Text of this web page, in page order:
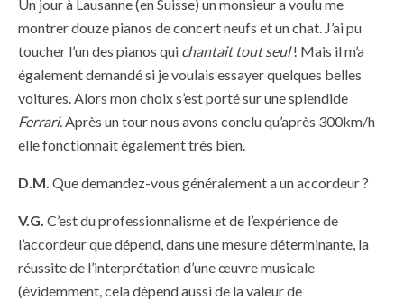
Un jour à Lausanne (en Suisse) un monsieur a voulu me
montrer douze pianos de concert neufs et un chat. J’ai pu
toucher l’un des pianos qui chantait tout seul! Mais il m’a
également demandé si je voulais essayer quelques belles
voitures. Alors mon choix s’est porté sur une splendide
Ferrari.Après un tour nous avons conclu qu’après 300km/h
elle fonctionnait également très bien.
D.M. Que demandez-vous généralement a un accordeur ?
V.G. C’est du professionnalisme et de l’expérience de
l’accordeur que dépend, dans une mesure déterminante, la
réussite de l’interprétation d’une œuvre musicale
(évidemment, cela dépend aussi de la valeur de